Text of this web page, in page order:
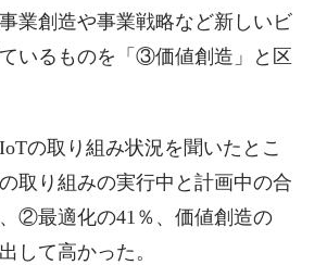
業創造や事業戦略など新しいビ
いるものを「③価値創造」と区
の取り組み状況を聞いたとこ
取り組みの実行中と計画中の合
②最適化の41％、価値創造の
して高かった。